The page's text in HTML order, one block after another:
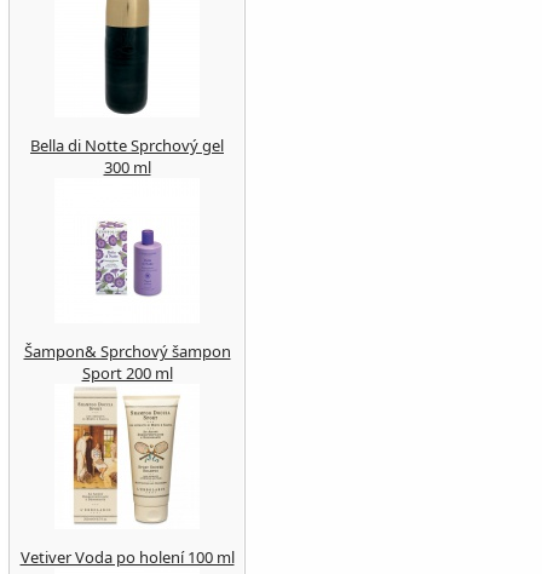
Bella di Notte Sprchový gel
300 ml
Šampon& Sprchový šampon
Sport 200 ml
Vetiver Voda po holení 100 ml